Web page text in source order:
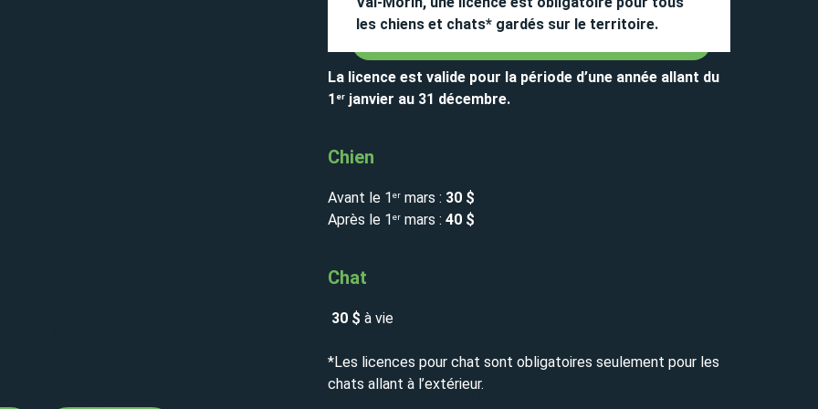
les chiens et chats* gardés sur le territoire.
La licence est valide pour la période d’une année allant du
1 er janvier au 31 décembre.
Chien
Avant le 1er mars : 30 $
Après le 1er mars :40 $
Chat
30 $ à vie
*Les licences pour chat sont obligatoires seulement pour les
chats allant à l’extérieur.